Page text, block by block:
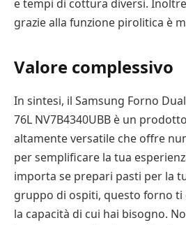
e tempi di cottura diversi.
grazie alla funzione pirolitica è
Valore complessivo
In sintesi, il Samsung Forno
76L NV7B4340UBB è un
altamente versatile che offre
per semplificare la tua
importa se prepari pasti per la
gruppo di ospiti, questo forno ti
la capacità di cui hai bisogno.